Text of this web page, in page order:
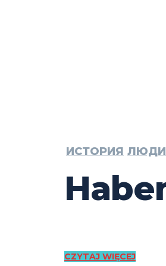
ИСТОРИЯ ЛЮДИ
CZYTAJ WIĘCEJ